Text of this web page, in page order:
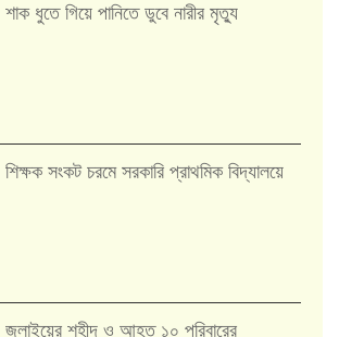
শাক ধুতে গিয়ে পানিতে ডুবে নারীর মৃত্যু
শিক্ষক সংকট চরমে সরকারি প্রাথমিক বিদ্যালয়ে
জুলাইয়ের শহীদ ও আহত ১০ পরিবারের